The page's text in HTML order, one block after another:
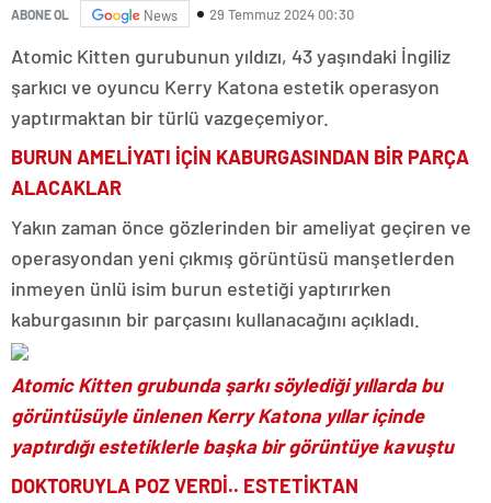
ABONE OL News 29 Temmuz 2024 00:30
Atomic Kitten gurubunun yıldızı, 43 yaşındaki İngiliz
şarkıcı ve oyuncu Kerry Katona estetik operasyon
yaptırmaktan bir türlü vazgeçemiyor.
BURUN AMELİYATI İÇİN KABURGASINDAN BİR PARÇA
ALACAKLAR
Yakın zaman önce gözlerinden bir ameliyat geçiren ve
operasyondan yeni çıkmış görüntüsü manşetlerden
inmeyen ünlü isim burun estetiği yaptırırken
kaburgasının bir parçasını kullanacağını açıkladı.
Atomic Kitten grubunda şarkı söylediği yıllarda bu
görüntüsüyle ünlenen Kerry Katona yıllar içinde
yaptırdığı estetiklerle başka bir görüntüye kavuştu
DOKTORUYLA POZ VERDİ.. ESTETİKTAN